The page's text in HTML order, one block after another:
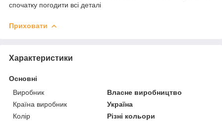
спочатку погодити всі деталі
Приховати
Характеристики
Основні
Виробник
Власне виробництво
Країна виробник
Україна
Колір
Різні кольори